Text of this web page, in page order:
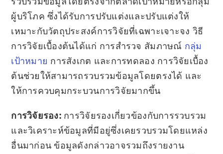
ผู้บริโภค ซึ่งได้รับการปรับแต่งและปรับแต่งให้
เหมาะกับวัตถุประสงค์การวิจัยที่เฉพาะเจาะจง วิธี
การวิจัยเบื้องต้นได้แก่ การสำรวจ สัมภาษณ์ กลุ่ม
เป้าหมาย การสังเกต และการทดลอง การวิจัยเบื้อง
ต้นช่วยให้สามารถรวบรวมข้อมูลโดยตรงได้ และ
ให้การควบคุมกระบวนการวิจัยมากขึ้น
การวิจัยรอง:การวิจัยรองเกี่ยวข้องกับการรวบรวม
และวิเคราะห์ข้อมูลที่มีอยู่ซึ่งเคยรวบรวมโดยแหล่ง
อื่นมาก่อน ข้อมูลดังกล่าวอาจรวมถึงรายงาน